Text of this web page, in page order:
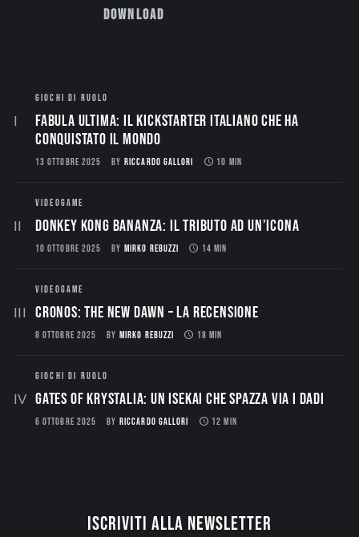
Download
GIOCHI DI RUOLO
Fabula Ultima: il Kickstarter italiano che ha
conquistato il mondo
13 OTTOBRE 2025 BY RICCARDO GALLORI 10 MIN
VIDEOGAME
Donkey Kong Bananza: Il Tributo ad un’Icona
10 OTTOBRE 2025 BY MIRKO REBUZZI 14 MIN
VIDEOGAME
CRONOS: THE NEW DAWN – La Recensione
8 OTTOBRE 2025 BY MIRKO REBUZZI 18 MIN
GIOCHI DI RUOLO
Gates of Krystalia: Un Isekai che spazza via i dadi
6 OTTOBRE 2025 BY RICCARDO GALLORI 12 MIN
Iscriviti alla newsletter